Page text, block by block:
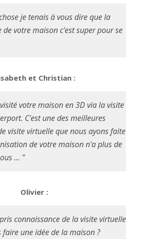
je tenais à vous dire que la
de votre maison c'est super pour se
et Christian :
votre maison en 3D via la visite
C'est une des meilleures
visite virtuelle que nous ayons faite
de votre maison n'a plus de
... "
Olivier :
connaissance de la visite virtuelle
faire une idée de la maison ?